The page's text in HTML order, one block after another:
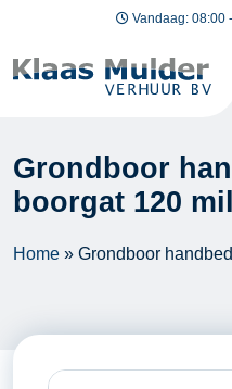
Ga naar inhoud Vandaag: 08:00
Grondboor
boorgat 120
Home » Grondboor